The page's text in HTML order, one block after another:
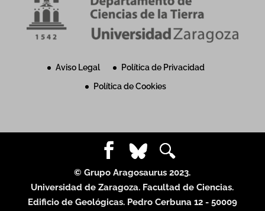
Aviso Legal
Política de Privacidad
Política de Cookies
© Grupo Aragosaurus 2023.
Universidad de Zaragoza. Facultad de Ciencias.
Edificio de Geológicas. Pedro Cerbuna 12 - 50009